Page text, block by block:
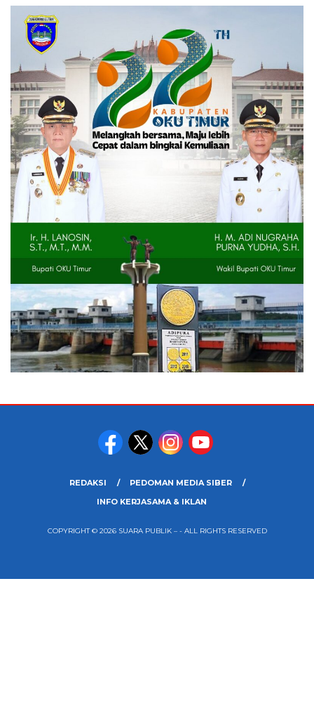
REDAKSI
PEDOMAN MEDIA SIBER
INFO KERJASAMA & IKLAN
COPYRIGHT © 2026 SUARA PUBLIK – - ALL RIGHTS RESERVED